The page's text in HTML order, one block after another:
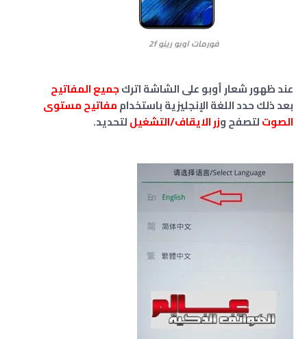
فورمات اوبو رينو 2f
عند ظهور شعار أوبو على الشاشة اتركجميع المفاتيح
بعد ذلك حدد اللغة الإنجليزية باستخداممفاتيح مستوى
الصوتلتصفح وزر الايقاف/التشغيللتحديد.